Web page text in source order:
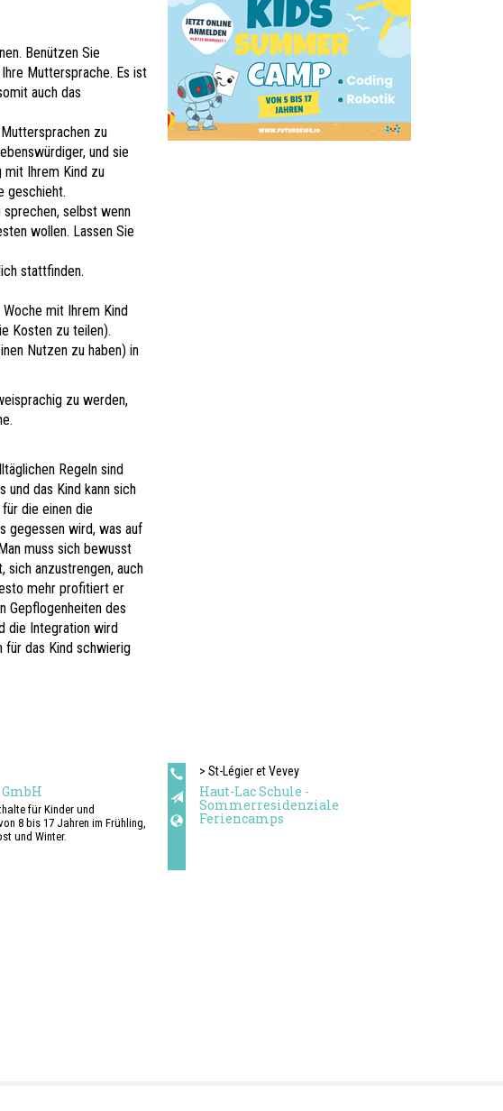
Benützen Sie
Muttersprache. Es ist
auch das
zu
und sie
mit Ihrem Kind zu
geschieht.
sprechen, selbst wenn
wollen. Lassen Sie
stattfinden.
mit Ihrem Kind
Kosten zu teilen).
Nutzen zu haben) in
zu werden,
Regeln sind
und das Kind kann sich
die einen die
gegessen wird, was auf
muss sich bewusst
sich anzustrengen, auch
mehr profitiert er
Gepflogenheiten des
die Integration wird
für das Kind schwierig
für Kinder und
8 bis 17 Jahren im Frühling,
und Winter.
> St-Légier et Vevey
Haut-Lac Schule -
Sommerresidenziale
Feriencamps